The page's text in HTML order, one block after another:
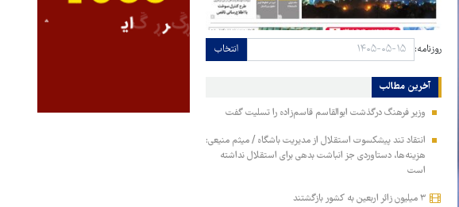
روزنامه: انتخاب
آخرین مطالب
وزیر فرهنگ درگذشت ابوالقاسم قاسم‌زاده را تسلیت گفت
انتقاد تند پیشکسوت استقلال از مدیریت باشگاه / میثم منیعی:
هزینه‌ها، دستاوردی جز انباشت بدهی برای استقلال نداشته
است
۳ میلیون زائر اربعین به کشور بازگشتند